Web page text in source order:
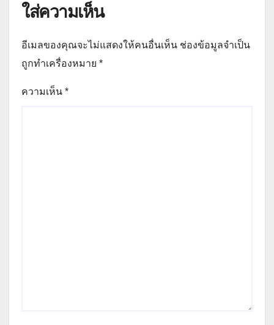
ใส่ความเห็น
อีเมลของคุณจะไม่แสดงให้คนอื่นเห็น ช่องข้อมูลจำเป็น
ถูกทำเครื่องหมาย *
ความเห็น *